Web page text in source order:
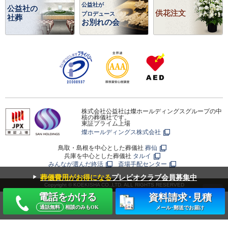
公益社の
社葬
公益社が
プロデュース
お別れの会
供花注文
株式会社公益社は燦ホールディングスグループの中
核の葬儀社です。
東証プライム上場
燦ホールディングス株式会社
鳥取・島根を中心とした葬儀社 葬仙
兵庫を中心とした葬儀社 タルイ
みんなが選んだ終活
斎場手配センター
Copyright © KOEKISHA CO.,LTD. ALL RIGHTS RESERVED
▼葬儀費用がお得になるプレビオクラブ会員募集中
電話をかける
通話無料 相談のみもOK
資料請求･見積
メール･郵送でお届け